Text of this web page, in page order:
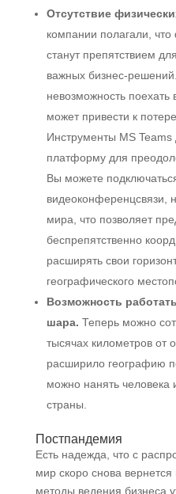
Отсутствие
компании полагали,
станут препятствием
важных бизнес-
невозможность поехать
может привести к
Инструменты MS
платформу для
Вы можете
видеоконференцсвязи,
мира, что позволяет
беспрепятственно
расширять свои
географического
Возможность
шара. Теперь можно
тысячах километров от
расширило географию
можно нанять человека
страны.
Постпандемия
Есть надежда, что с
мир скоро снова
методы ведения бизнеса